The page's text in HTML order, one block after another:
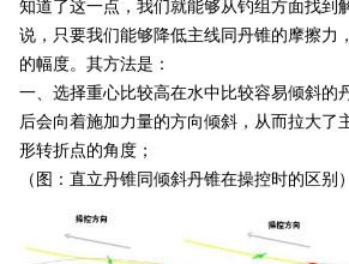
知道了这一点，我们就能够从钓组方面找到
说，只要我们能够降低主线同丹锥的摩擦力
的幅度。其方法是：
一、选择重心比较高在水中比较容易倾斜的
后会向着施加力量的方向倾斜，从而拉大了
形转折点的角度；
（图：直立丹锥同倾斜丹锥在操控时的区别）